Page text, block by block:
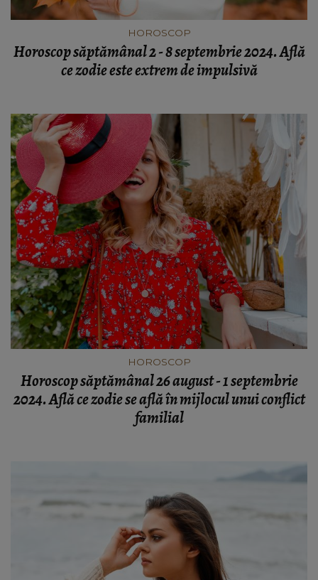
HOROSCOP
Horoscop săptămânal 2 - 8 septembrie 2024. Află
ce zodie este extrem de impulsivă
HOROSCOP
Horoscop săptămânal 26 august - 1 septembrie
2024. Află ce zodie se află în mijlocul unui conflict
familial